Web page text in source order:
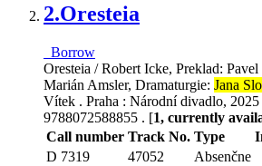
2.Oresteia
Borrow
Oresteia / Robert Icke, Preklad:
Marián Amsler, Dramaturgie: Jana
Vítek . Praha : Národní divadlo,
9788072588855 . [1, currently
Call number Track No. Type
D 7319
47052
Absenčne